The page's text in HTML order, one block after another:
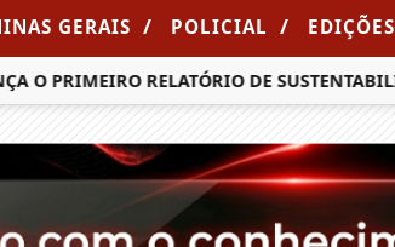
GERAIS / POLICIAL / EDIÇÕES
RELATÓRIO DE SUSTENTABILIDADE